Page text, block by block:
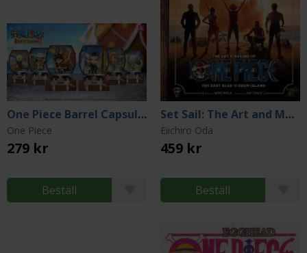
One Piece Barrel Capsule Mini Figures 9 cm (Blind Pack)
One Piece
279 kr
Beställ
Set Sail: The Art and Making of One Piece
Eiichiro Oda
459 kr
Beställ